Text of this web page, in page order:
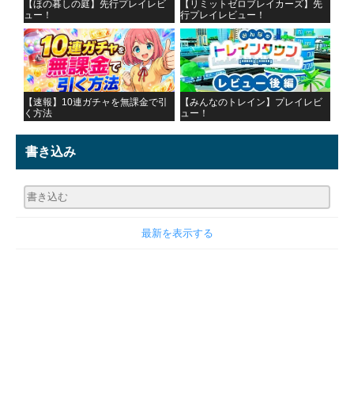
【ほの暮しの庭】先行プレイレビ
ュー！
【リミットゼロブレイカーズ】先
行プレイレビュー！
【速報】10連ガチャを無課金で引
く方法
【みんなのトレイン】プレイレビ
ュー！
書き込み
最新を表示する